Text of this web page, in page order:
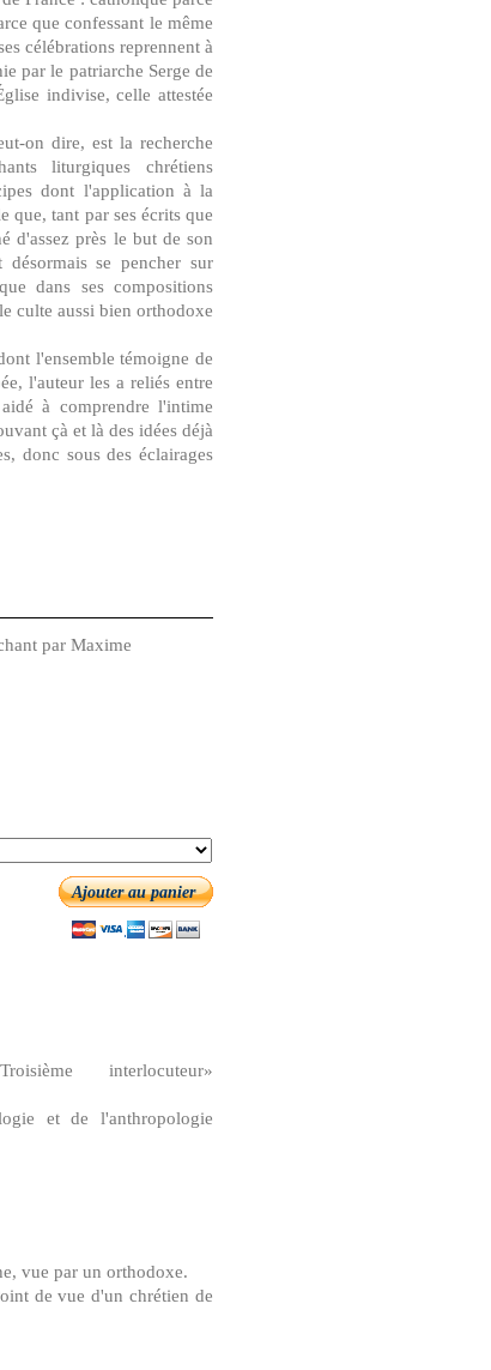
que confessant le même
célébrations reprennent à
par le patriarche Serge de
indivise, celle attestée
on dire, est la recherche
liturgiques chrétiens
dont l'application à la
que, tant par ses écrits que
d'assez près le but de son
désormais se pencher sur
dans ses compositions
culte aussi bien orthodoxe
l'ensemble témoigne de
l'auteur les a reliés entre
à comprendre l'intime
çà et là des idées déjà
donc sous des éclairages
par Maxime
Ajouter au panier
interlocuteur»
et de l'anthropologie
vue par un orthodoxe.
de vue d'un chrétien de